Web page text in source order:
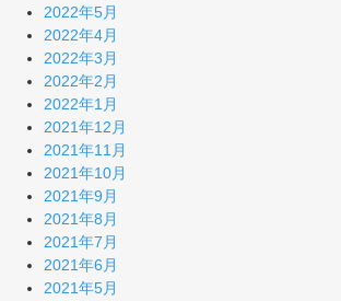
2022年5月
2022年4月
2022年3月
2022年2月
2022年1月
2021年12月
2021年11月
2021年10月
2021年9月
2021年8月
2021年7月
2021年6月
2021年5月